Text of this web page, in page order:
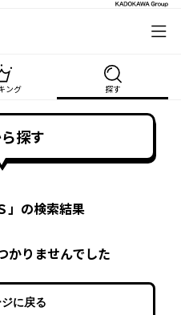
ング 探す
探す
」の検索結果
かりませんでした
に戻る